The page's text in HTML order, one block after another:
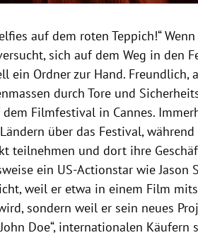
auf dem roten Teppich!“
sich auf dem Weg in den
ein Ordner zur Hand.
durch Tore und
Filmfestival in Cannes.
über das Festival,
teilnehmen und dort ihre
ein US-Actionstar wie Jason
weil er etwa in einem Film
sondern weil er sein neues
Doe“, internationalen